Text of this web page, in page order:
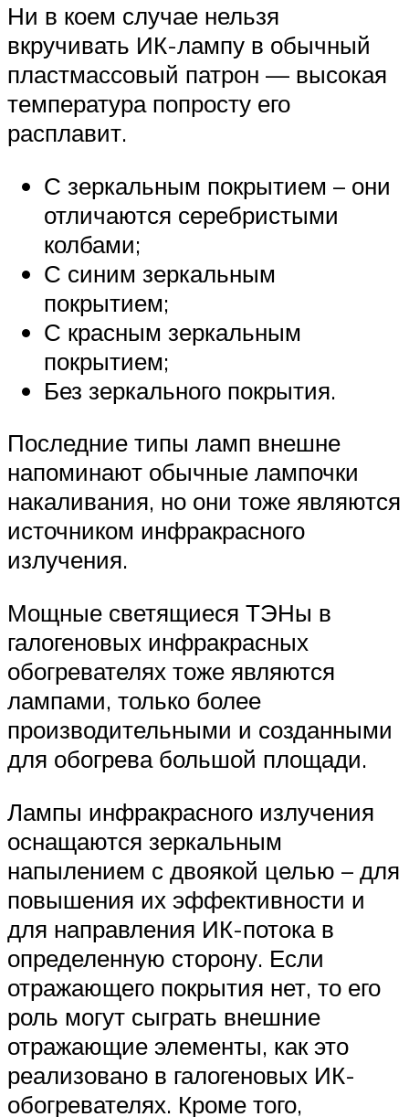
Ни в коем случае нельзя
вкручивать ИК-лампу в обычный
пластмассовый патрон — высокая
температура попросту его
расплавит.
С зеркальным покрытием – они
отличаются серебристыми
колбами;
С синим зеркальным
покрытием;
С красным зеркальным
покрытием;
Без зеркального покрытия.
Последние типы ламп внешне
напоминают обычные лампочки
накаливания, но они тоже являются
источником инфракрасного
излучения.
Мощные светящиеся ТЭНы в
галогеновых инфракрасных
обогревателях тоже являются
лампами, только более
производительными и созданными
для обогрева большой площади.
Лампы инфракрасного излучения
оснащаются зеркальным
напылением с двоякой целью – для
повышения их эффективности и
для направления ИК-потока в
определенную сторону. Если
отражающего покрытия нет, то его
роль могут сыграть внешние
отражающие элементы, как это
реализовано в галогеновых ИК-
обогревателях. Кроме того,